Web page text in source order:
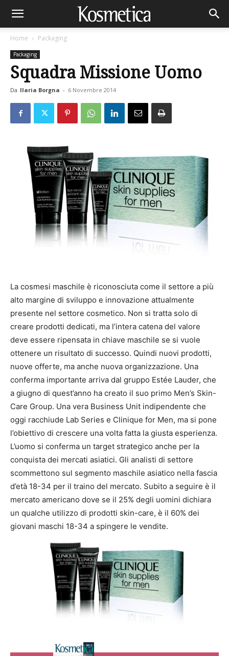
Home Packaging
Packaging
Squadra Missione Uomo
Da Ilaria Borgna - 6 Novembre 2014
La cosmesi maschile è riconosciuta come il settore a più
alto margine di sviluppo e innovazione attualmente
presente nel settore cosmetico. Non si tratta solo di
creare prodotti dedicati, ma l’intera catena del valore
deve essere ripensata in chiave maschile se si vuole
ottenere un risultato di successo. Quindi nuovi prodotti,
nuove offerte, ma anche nuova organizzazione. Una
conferma importante arriva dal gruppo Estée Lauder, che
a giugno di quest’anno ha creato il suo primo Men’s Skin-
Care Group. Una vera Business Unit indipendente che
oggi racchiude Lab Series e Clinique for Men, ma si pone
l’obiettivo di crescere una volta fatta la giusta esperienza.
L’uomo si conferma un target strategico anche per la
conquista dei mercati asiatici. Gli analisti di settore
scommettono sul segmento maschile asiatico nella fascia
d’età 18-34 per il traino del mercato. Subito a seguire è il
mercato americano dove se il 25% degli uomini dichiara
un qualche utilizzo di prodotti skin-care, è il 60% dei
giovani maschi 18-34 a spingere le vendite.